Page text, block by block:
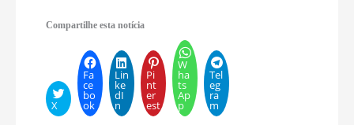
Compartilhe esta notícia
X
Fa
ce
bo
ok
Lin
ke
dI
n
Pi
nt
er
est
W
ha
ts
Ap
p
Tel
eg
ra
m